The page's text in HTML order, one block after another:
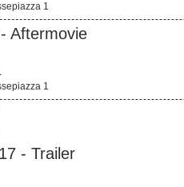
1
Aftermovie
1
- Trailer